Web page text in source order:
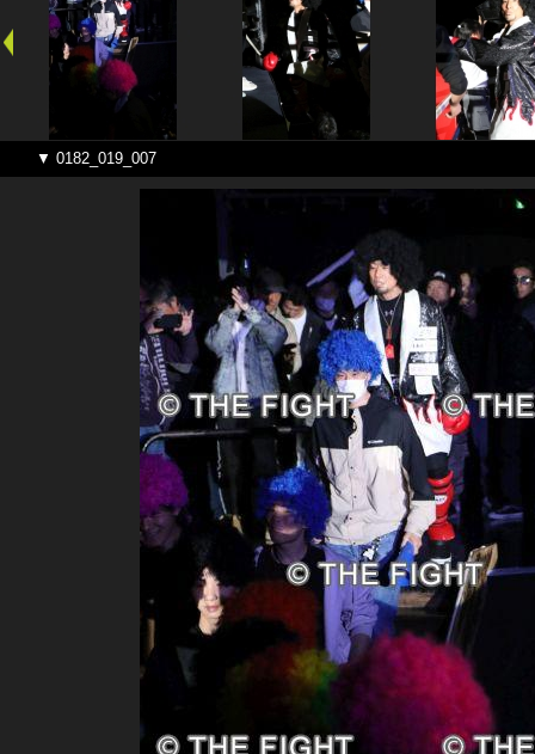
▼ 0182_019_007